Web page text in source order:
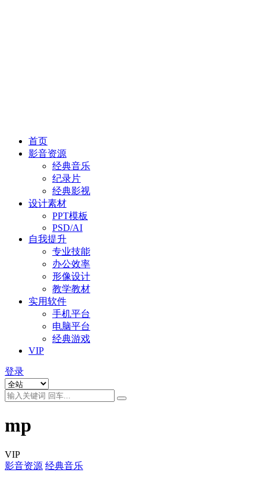
首页
影音资源
经典音乐
纪录片
经典影视
设计素材
PPT模板
PSD/AI
自我提升
专业技能
办公效率
形像设计
教学教材
实用软件
手机平台
电脑平台
经典游戏
VIP
登录
mp
VIP
影音资源 经典音乐